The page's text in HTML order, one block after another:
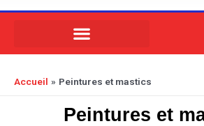
Accueil Peintures et mastics
Peintures et